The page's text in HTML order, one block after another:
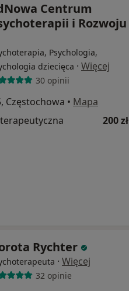
Centrum
i Rozwoju
Psychologia,
dziecięca · Więcej
30 opinii
Częstochowa • Mapa
200 zł
Rychter
· Więcej
32 opinie